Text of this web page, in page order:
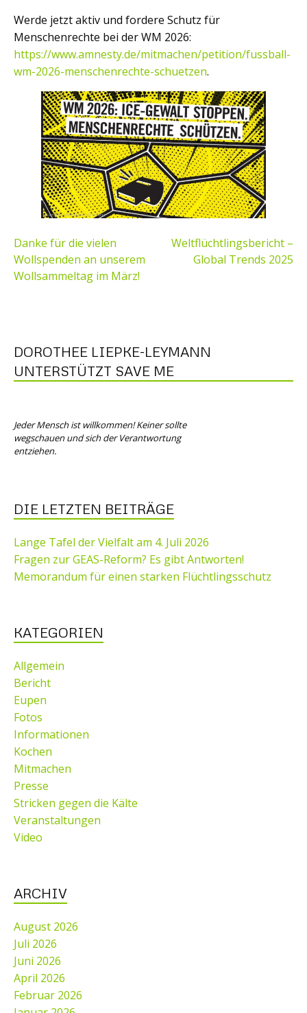
Werde jetzt aktiv und fordere Schutz für
Menschenrechte bei der WM 2026:
https://www.amnesty.de/mitmachen/petition/fussball-
wm-2026-menschenrechte-schuetzen.
BEITRAGSNAVIGATION
Danke für die vielen
Wollspenden an unserem
Wollsammeltag im März!
Weltflüchtlingsbericht –
Global Trends 2025
DOROTHEE LIEPKE-LEYMANN
UNTERSTÜTZT SAVE ME
Jeder Mensch ist willkommen! Keiner sollte
wegschauen und sich der Verantwortung
entziehen.
DIE LETZTEN BEITRÄGE
Lange Tafel der Vielfalt am 4. Juli 2026
Fragen zur GEAS-Reform? Es gibt Antworten!
Memorandum für einen starken Flüchtlingsschutz
KATEGORIEN
Allgemein
Bericht
Eupen
Fotos
Informationen
Kochen
Mitmachen
Presse
Stricken gegen die Kälte
Veranstaltungen
Video
ARCHIV
August 2026
Juli 2026
Juni 2026
April 2026
Februar 2026